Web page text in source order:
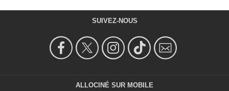
SUIVEZ-NOUS
ALLOCINÉ SUR MOBILE